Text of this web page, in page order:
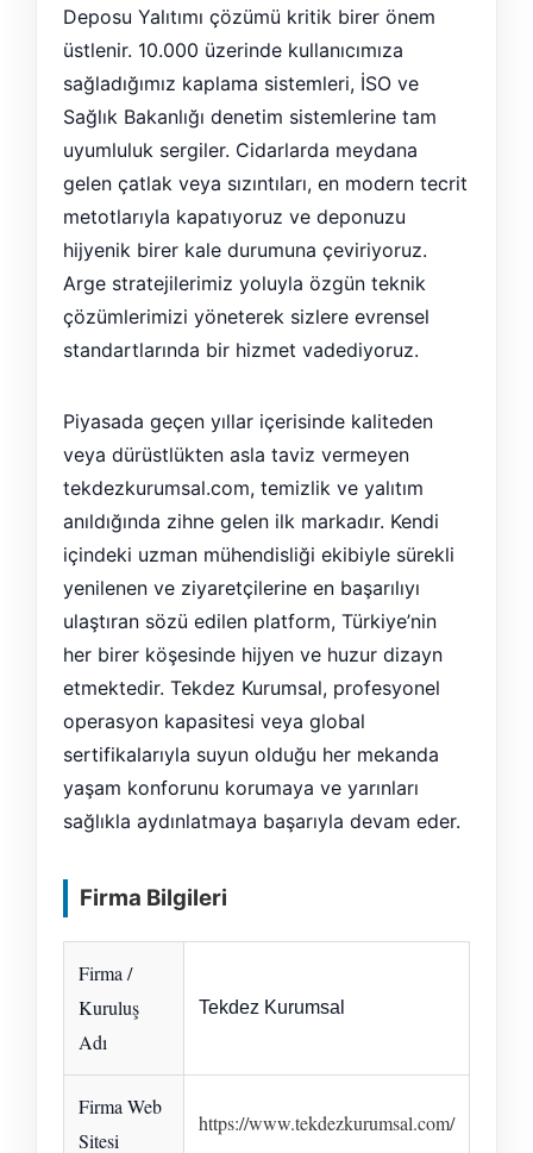
Deposu Yalıtımı çözümü kritik birer önem
üstlenir. 10.000 üzerinde kullanıcımıza
sağladığımız kaplama sistemleri, İSO ve
Sağlık Bakanlığı denetim sistemlerine tam
uyumluluk sergiler. Cidarlarda meydana
gelen çatlak veya sızıntıları, en modern tecrit
metotlarıyla kapatıyoruz ve deponuzu
hijyenik birer kale durumuna çeviriyoruz.
Arge stratejilerimiz yoluyla özgün teknik
çözümlerimizi yöneterek sizlere evrensel
standartlarında bir hizmet vadediyoruz.
Piyasada geçen yıllar içerisinde kaliteden
veya dürüstlükten asla taviz vermeyen
tekdezkurumsal.com, temizlik ve yalıtım
anıldığında zihne gelen ilk markadır. Kendi
içindeki uzman mühendisliği ekibiyle sürekli
yenilenen ve ziyaretçilerine en başarılıyı
ulaştıran sözü edilen platform, Türkiye’nin
her birer köşesinde hijyen ve huzur dizayn
etmektedir. Tekdez Kurumsal, profesyonel
operasyon kapasitesi veya global
sertifikalarıyla suyun olduğu her mekanda
yaşam konforunu korumaya ve yarınları
sağlıkla aydınlatmaya başarıyla devam eder.
Firma Bilgileri
Firma /
Kuruluş
Adı
Tekdez Kurumsal
Firma Web
Sitesi
https://www.tekdezkurumsal.com/